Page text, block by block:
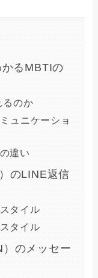
るMBTIの
るのか
ュニケーショ
違い
のLINE返信
タイル
タイル
のメッセー